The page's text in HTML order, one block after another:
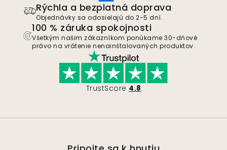
Rýchla a bezplatná doprava
Objednávky sa odosielajú do 2-5 dní.
100 % záruka spokojnosti
Všetkým našim zákazníkom ponúkame 30-dňové
právo na vrátenie nenainštalovaných produktov.
TrustScore 4.8